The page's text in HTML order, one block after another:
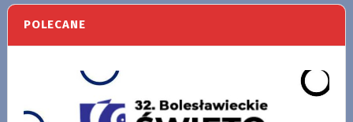
POLECANE